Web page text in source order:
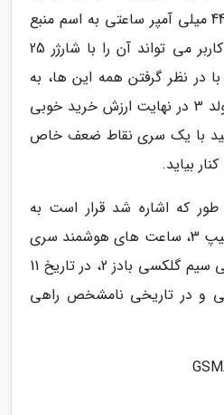
قرار است به یک باتری 4400 میلی آمپر ساعتی به اسم منبع
تغذیه خود مجهز گردد و کاربر می تواند آن را با شارژر 25
در نظر گرفتن همه این ها، به
نظر می رسد گلکسی زد فولد 3 در نهایت ارزش خرید خوبی
با یک سری نقاط ضعف خاص
بیاید.
فولد 3 همان طور که اشاره شد قرار است به
همراه گوشی گلکسی زد فلیپ 3، ساعت های هوشمند سری
گلکسی واچ 4 و هدفون بی سیم گلکسی بادز 2، در تاریخ 11
رونمایی و در تاریخی نامشخص راهی